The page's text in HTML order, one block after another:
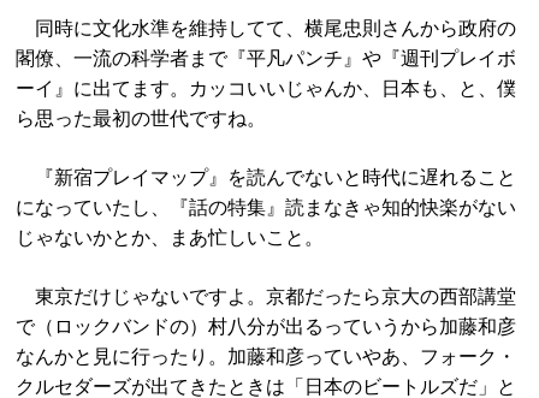
同時に文化水準を維持してて、横尾忠則さんから政府の
閣僚、一流の科学者まで『平凡パンチ』や『週刊プレイボ
ーイ』に出てます。カッコいいじゃんか、日本も、と、僕
ら思った最初の世代ですね。
『新宿プレイマップ』を読んでないと時代に遅れること
になっていたし、『話の特集』読まなきゃ知的快楽がない
じゃないかとか、まあ忙しいこと。
東京だけじゃないですよ。京都だったら京大の西部講堂
で（ロックバンドの）村八分が出るっていうから加藤和彦
なんかと見に行ったり。加藤和彦っていやあ、フォーク・
クルセダーズが出てきたときは「日本のビートルズだ」と